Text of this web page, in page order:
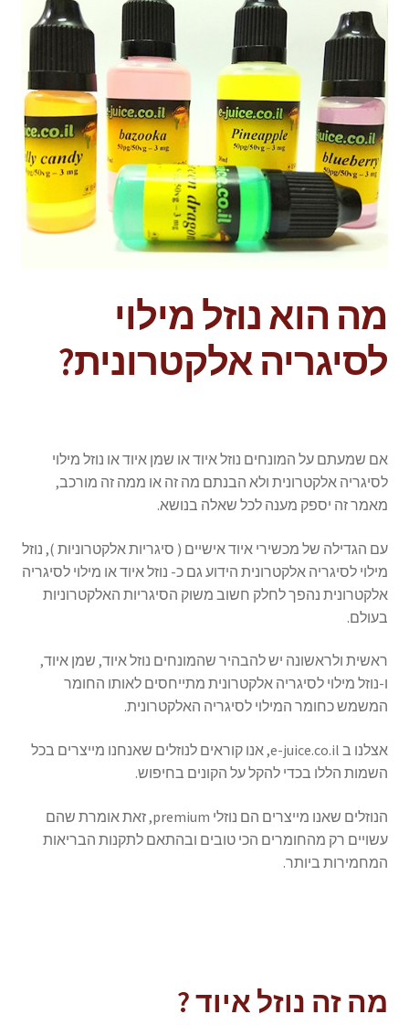
מה הוא נוזל מילוי
לסיגריה אלקטרונית?
אם שמעתם על המונחים נוזל איוד או שמן איוד או נוזל מילוי
לסיגריה אלקטרונית ולא הבנתם מה זה או ממה זה מורכב,
מאמר זה יספק מענה לכל שאלה בנושא.
עם הגדילה של מכשירי איוד אישיים ( סיגריות אלקטרוניות ), נוזל
מילוי לסיגריה אלקטרונית הידוע גם כ- נוזל איוד או מילוי לסיגריה
אלקטרונית נהפך לחלק חשוב משוק הסיגריות האלקטרוניות
בעולם.
ראשית ולראשונה יש להבהיר שהמונחים נוזל איוד, שמן איוד,
ו-נוזל מילוי לסיגריה אלקטרונית מתייחסים לאותו החומר
המשמש כחומר המילוי לסיגריה האלקטרונית.
אצלנו ב e-juice.co.il, אנו קוראים לנוזלים שאנחנו מייצרים בכל
השמות הללו בכדי להקל על הקונים בחיפוש.
הנוזלים שאנו מייצרים הם נוזלי premium, זאת אומרת שהם
עשויים רק מהחומרים הכי טובים ובהתאם לתקנות הבריאות
המחמירות ביותר.
מה זה נוזל איוד ?